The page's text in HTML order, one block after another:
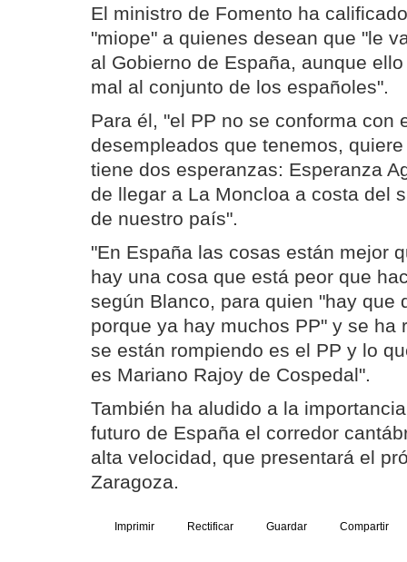
El ministro de Fomento ha
"miope" a quienes desean que "le
al Gobierno de España, aunque
mal al conjunto de los españoles".
Para él, "el PP no se conforma con
desempleados que tenemos,
tiene dos esperanzas: Esperanza
de llegar a La Moncloa a costa del
de nuestro país".
"En España las cosas están mejor
hay una cosa que está peor que
según Blanco, para quien "hay que
porque ya hay muchos PP" y se ha
se están rompiendo es el PP y lo
es Mariano Rajoy de Cospedal".
También ha aludido a la
futuro de España el corredor
alta velocidad, que presentará el
Zaragoza.
Imprimir Rectificar Guardar Compartir